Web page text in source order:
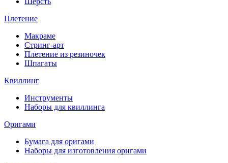
Плетение
Макраме
Стринг-арт
Плетение из резиночек
Шпагаты
Квиллинг
Инструменты
Наборы для квиллинга
Оригами
Бумага для оригами
Наборы для изготовления оригами